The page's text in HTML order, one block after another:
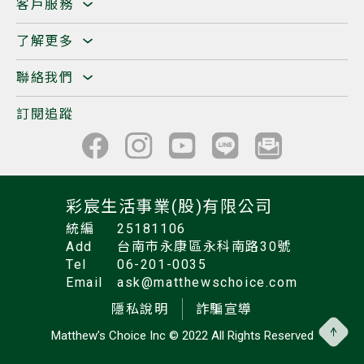
客戶服務
了解更多
聯絡我們
訂閱追蹤
彩宸生活事業(股)有限公司
統編
25181106
Add
台南市永康區永科南路30號
Tel
06-201-0035
Email
ask@matthewschoice.com
隱私說明
詐騙宣導
Matthew’s Choice Inc © 2022 All Rights Reserved